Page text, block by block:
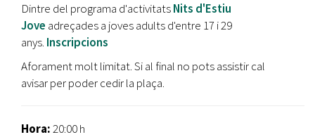
Dintre del programa d'activitatsNits d'Estiu
Jove adreçades a joves adults d'entre 17 i 29
anys. Inscripcions
Aforament molt limitat. Si al final no pots assistir cal
avisar per poder cedir la plaça.
Hora:20:00 h